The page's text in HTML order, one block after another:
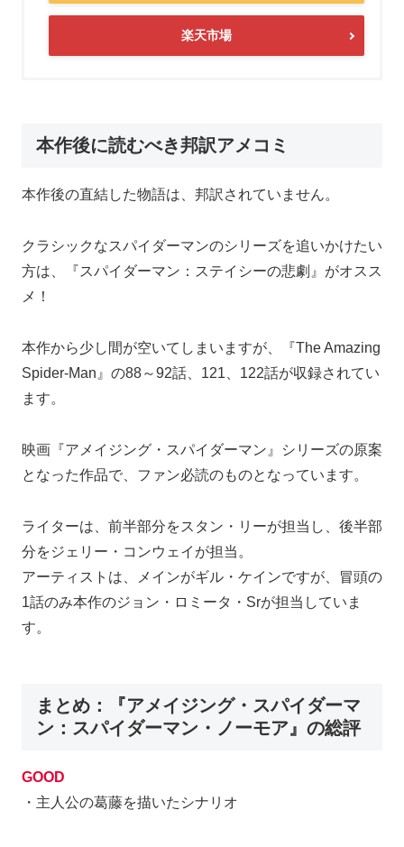
楽天市場
本作後に読むべき邦訳アメコミ
本作後の直結した物語は、邦訳されていません。
クラシックなスパイダーマンのシリーズを追いかけたい
方は、『スパイダーマン：ステイシーの悲劇』がオスス
メ！
本作から少し間が空いてしまいますが、『The Amazing
Spider-Man』の88～92話、121、122話が収録されてい
ます。
映画『アメイジング・スパイダーマン』シリーズの原案
となった作品で、ファン必読のものとなっています。
ライターは、前半部分をスタン・リーが担当し、後半部
分をジェリー・コンウェイが担当。
アーティストは、メインがギル・ケインですが、冒頭の
1話のみ本作のジョン・ロミータ・Srが担当していま
す。
まとめ：『アメイジング・スパイダーマ
ン：スパイダーマン・ノーモア』の総評
GOOD
・主人公の葛藤を描いたシナリオ